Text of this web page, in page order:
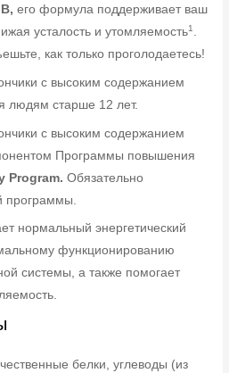
его формула поддерживает ваш
усталость и утомляемость1
как только проголодаетесь!
с высоким содержанием
людям старше 12 лет.
с высоким содержанием
Программы повышения
Program. Обязательно
программы.
нормальный энергетический
функционированию
системы, а также помогает
белки, углеводы (из